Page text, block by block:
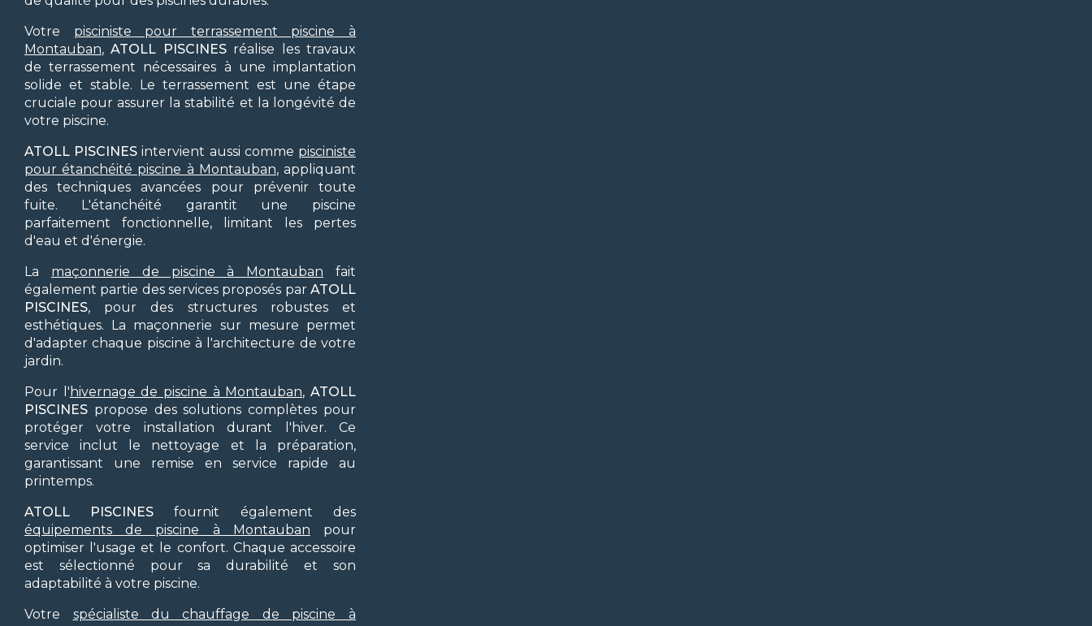
Votre pisciniste pour terrassement piscine à
Montauban,ATOLL PISCINESréalise les travaux
de terrassement nécessaires à une implantation
solide et stable. Le terrassement est une étape
cruciale pour assurer la stabilité et la longévité de
votre piscine.
ATOLL PISCINES intervient aussi comme pisciniste
pour étanchéité piscine à Montauban, appliquant
des techniques avancées pour prévenir toute
fuite. L'étanchéité garantit une piscine
parfaitement fonctionnelle, limitant les pertes
d'eau et d'énergie.
La maçonnerie de piscine à Montauban fait
également partie des services proposés par ATOLL
PISCINES, pour des structures robustes et
esthétiques. La maçonnerie sur mesure permet
d'adapter chaque piscine à l'architecture de votre
jardin.
Pour l' hivernage de piscine à Montauban, ATOLL
PISCINES propose des solutions complètes pour
protéger votre installation durant l'hiver. Ce
service inclut le nettoyage et la préparation,
garantissant une remise en service rapide au
printemps.
ATOLL PISCINES fournit également des
équipements de piscine à Montauban pour
optimiser l'usage et le confort. Chaque accessoire
est sélectionné pour sa durabilité et son
adaptabilité à votre piscine.
Votre spécialiste du chauffage de piscine à